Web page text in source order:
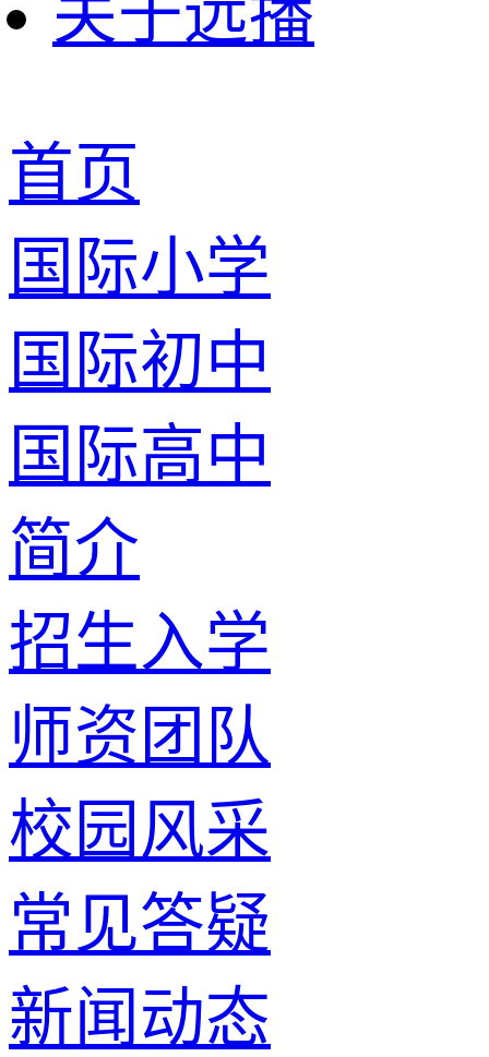
关于远播
首页
国际小学
国际初中
国际高中
简介
招生入学
师资团队
校园风采
常见答疑
新闻动态